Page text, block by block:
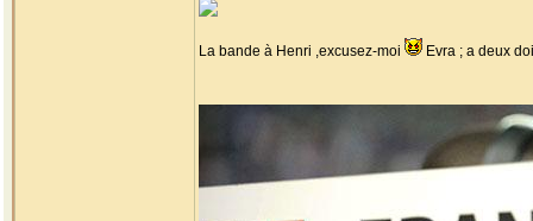
La bande à Henri ,excusez-moi Evra ; a deux